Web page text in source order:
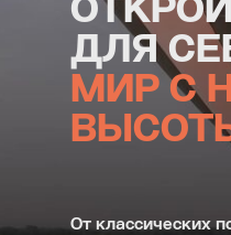
ДЛЯ
МИР С
От классических